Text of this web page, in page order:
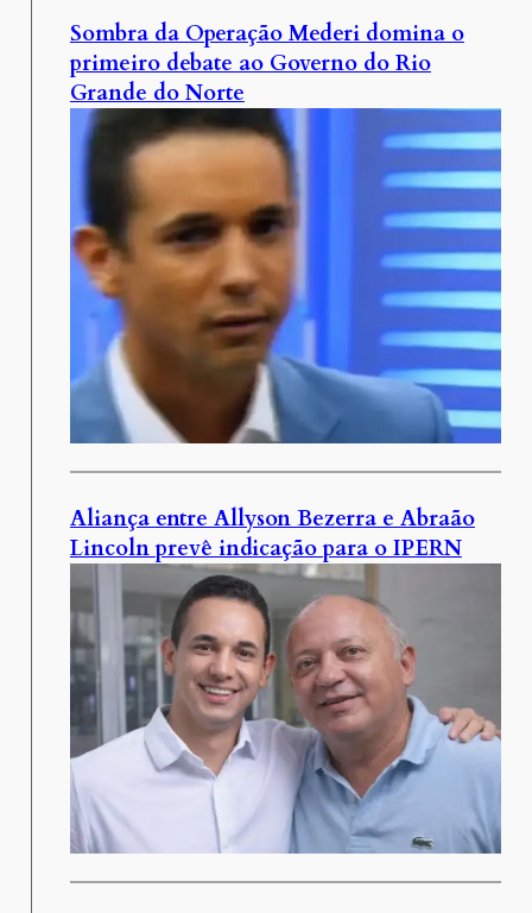
Sombra da Operação Mederi domina o
primeiro debate ao Governo do Rio
Grande do Norte
Aliança entre Allyson Bezerra e Abraão
Lincoln prevê indicação para o IPERN